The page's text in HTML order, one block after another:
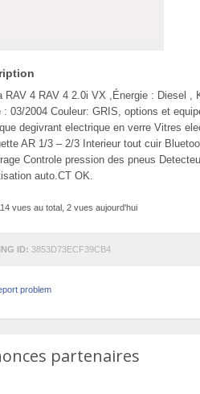
RAV 4 RAV 4 2.0i VX ,Énergie : Diesel ,
: 03/2004 Couleur: GRIS, options et
degivrant electrique en verre Vitres
AR 1/3 – 2/3 Interieur tout cuir
Controle pression des pneus
auto.CT OK.
vues au total, 2 vues aujourd'hui
ID: 3853D73ECF39CB4
problem
partenaires